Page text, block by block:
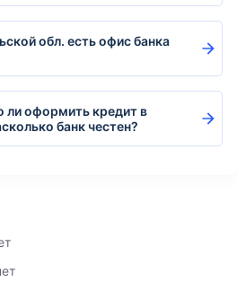
обл. есть офис банка
ли оформить кредит в
банк честен?